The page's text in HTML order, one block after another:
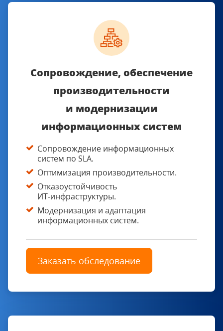
Сопровождение, обеспечение
производительности
и модернизации
информационных систем
Сопровождение информационных
систем по SLA.
Оптимизация производительности.
Отказоустойчивость
ИТ‑инфраструктуры.
Модернизация и адаптация
информационных систем.
Заказать обследование